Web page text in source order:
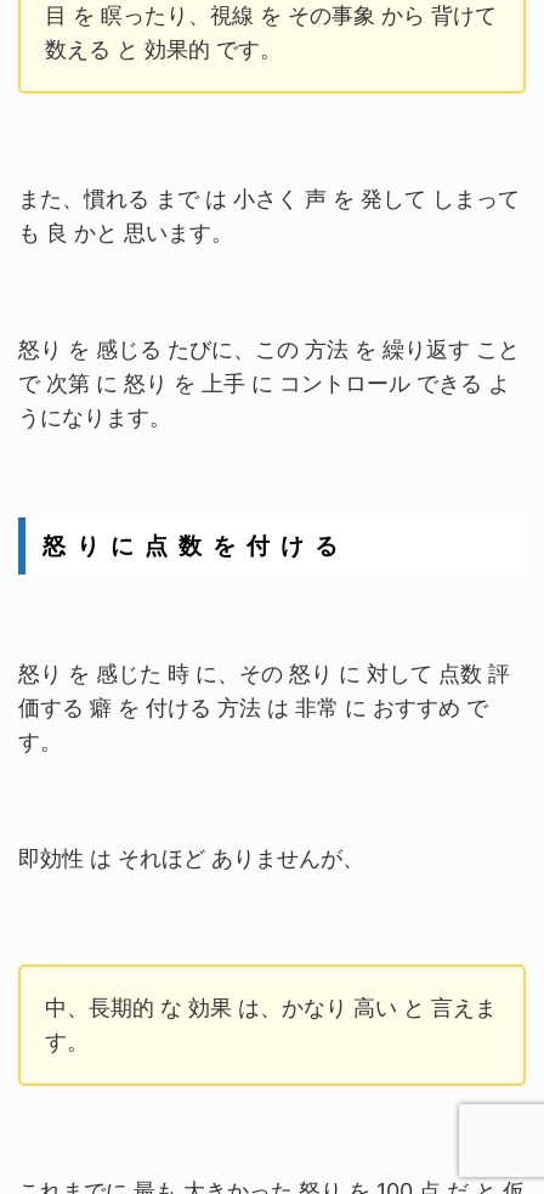
目 を 瞑ったり、視線 を その事象 から 背けて
数える と 効果的 です。
また、慣れる まで は 小さく 声 を 発して しまって
も 良 かと 思います。
怒り を 感じる たびに、この 方法 を 繰り返す こと
で 次第 に 怒り を 上手 に コントロール できる よ
うになります。
怒 り に 点 数 を 付 け る
怒り を 感じた 時 に、その 怒り に 対して 点数 評
価する 癖 を 付ける 方法 は 非常 に おすすめ で
す。
即効性 は それほど ありませんが、
中、長期的 な 効果 は、かなり 高い と 言えま
す。